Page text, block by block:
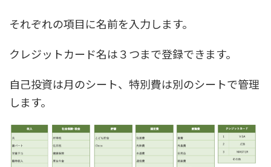
それぞれの項目に名前を入力します。
クレジットカード名は３つまで登録できます。
自己投資は月のシート、特別費は別のシートで管理
します。